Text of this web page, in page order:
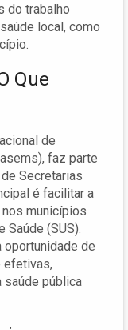
do trabalho
local, como
Que
de
faz parte
Secretarias
é facilitar a
municípios
(SUS).
oportunidade de
efetivas,
saúde pública